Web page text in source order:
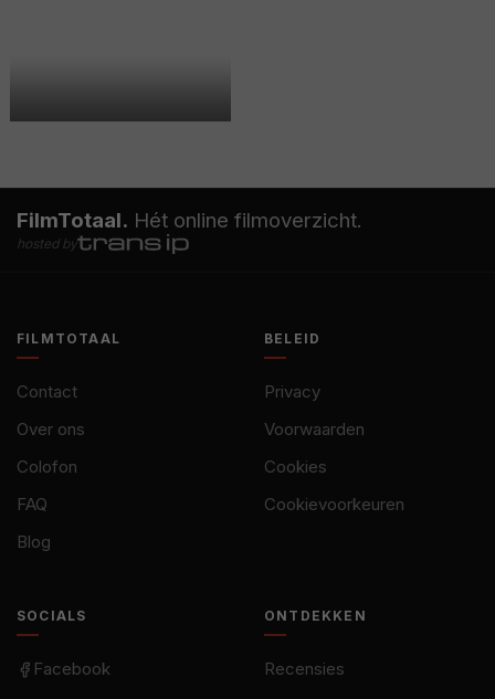
FilmTotaal. Hét online filmoverzicht.
hosted by
FILMTOTAAL
Contact
Over ons
Colofon
FAQ
Blog
BELEID
Privacy
Voorwaarden
Cookies
Cookievoorkeuren
SOCIALS
Facebook
ONTDEKKEN
Recensies